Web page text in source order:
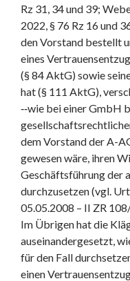
Rz 31, 34 und 39;
2022, § 76 Rz 16 und
den Vorstand bestellt
eines
(§ 84 AktG) sowie
hat (§ 111 AktG),
‑‑wie bei einer GmbH
dem Vorstand der A-
gewesen wäre, ihren
Geschäftsführung der
durchzusetzen (vgl.
05.05.2008 – II ZR
Im Übrigen hat die
auseinandergesetzt,
für den Fall
einen